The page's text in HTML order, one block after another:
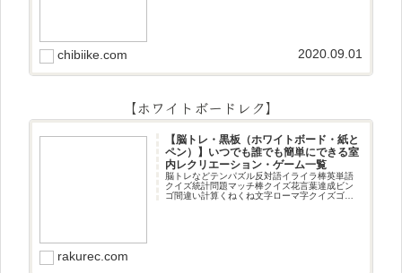
chibiike.com 2020.09.01
【ホワイトボードレク】
【脳トレ・黒板（ホワイトボード・紙と
ペン）】いつでも誰でも簡単にできる室
内レクリエーション・ゲーム一覧
脳トレなどテンパズル反対語イライラ棒英単語
クイズ統計問題マッチ棒クイズ花言葉達成ビン
ゴ間違い計算くねくね文字ローマ字クイズゴロ
rakurec.com